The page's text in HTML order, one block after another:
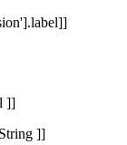
]]
]]